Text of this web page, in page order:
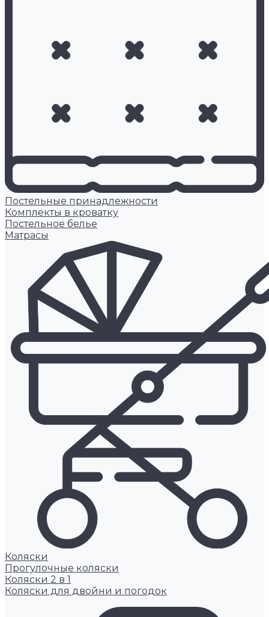
Постельные принадлежности
Комплекты в кроватку
Постельное белье
Матрасы
Коляски
Прогулочные коляски
Коляски 2 в 1
Коляски для двойни и погодок